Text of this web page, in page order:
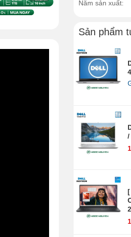
Năm sản xuất:
Sản phẩm
/
[